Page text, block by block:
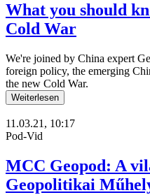
What you should
Cold War
We're joined by China expert
foreign policy, the emerging
the new Cold War.
Weiterlesen
11.03.21, 10:17
Pod-Vid
MCC Geopod: A
Geopolitikai